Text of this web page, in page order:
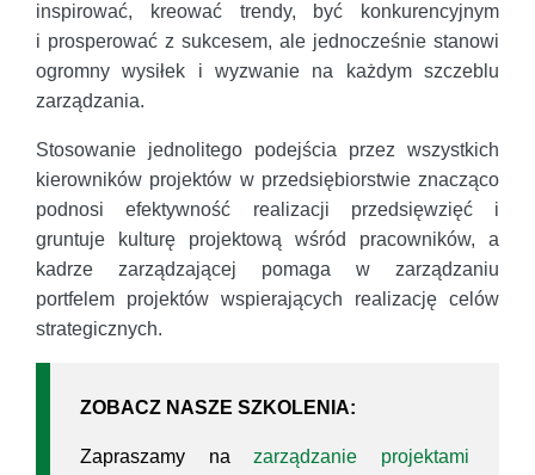
inspirować, kreować trendy, być konkurencyjnym
i prosperować z sukcesem, ale jednocześnie stanowi
ogromny wysiłek i wyzwanie na każdym szczeblu
zarządzania.
Stosowanie jednolitego podejścia przez wszystkich
kierowników projektów w przedsiębiorstwie znacząco
podnosi efektywność realizacji przedsięwzięć i
gruntuje kulturę projektową wśród pracowników, a
kadrze zarządzającej pomaga w zarządzaniu
portfelem projektów wspierających realizację celów
strategicznych.
ZOBACZ NASZE SZKOLENIA:
Zapraszamy nazarządzanie projektami